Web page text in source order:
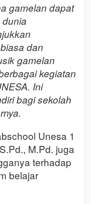
gamelan dapat
dan
gamelan
kegiatan
Ini
bagi sekolah
Unesa 1
M.Pd. juga
terhadap
belajar